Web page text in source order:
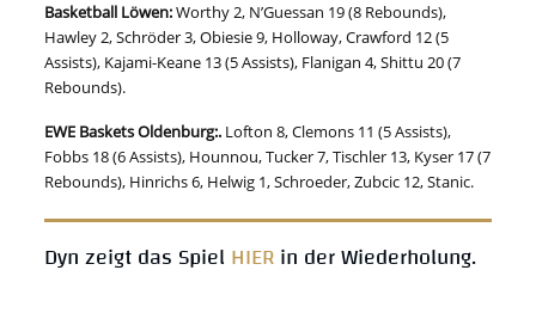
Basketball Löwen:Worthy 2, N’Guessan 19 (8 Rebounds),
Hawley 2, Schröder 3, Obiesie 9, Holloway, Crawford 12 (5
Assists), Kajami-Keane 13 (5 Assists), Flanigan 4, Shittu 20 (7
Rebounds).
EWE Baskets Oldenburg:. Lofton 8, Clemons 11 (5 Assists),
Fobbs 18 (6 Assists), Hounnou, Tucker 7, Tischler 13, Kyser 17 (7
Rebounds), Hinrichs 6, Helwig 1, Schroeder, Zubcic 12, Stanic.
Dyn zeigt das Spiel HIERin der Wiederholung.